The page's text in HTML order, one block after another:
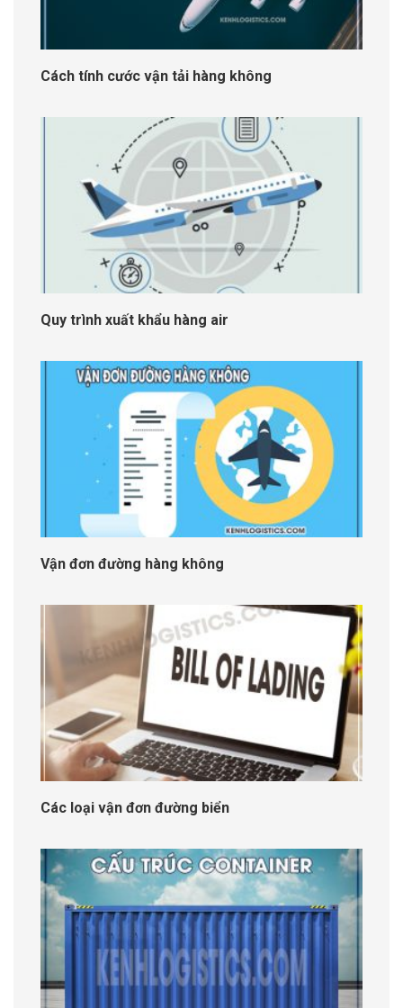
Cách tính cước vận tải hàng không
Quy trình xuất khẩu hàng air
Vận đơn đường hàng không
Các loại vận đơn đường biển